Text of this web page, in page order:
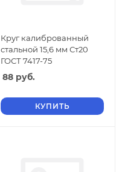
Круг калиброванный
стальной 15,6 мм Ст20
ГОСТ 7417-75
88 руб.
КУПИТЬ